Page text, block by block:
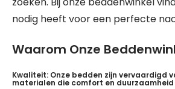
nodig heeft voor een perfecte
Waarom Onze
Kwaliteit: Onze bedden zijn vervaardigd
materialen die comfort en